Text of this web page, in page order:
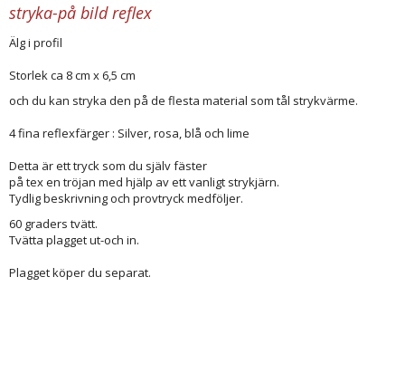
stryka-på bild reflex
Älg i profil
Storlek ca 8 cm x 6,5 cm
och du kan stryka den på de flesta material som tål strykvärme.
4 fina reflexfärger : Silver, rosa, blå och lime
Detta är ett tryck som du själv fäster
på tex en tröjan med hjälp av ett vanligt strykjärn.
Tydlig beskrivning och provtryck medföljer.
60 graders tvätt.
Tvätta plagget ut-och in.
Plagget köper du separat.